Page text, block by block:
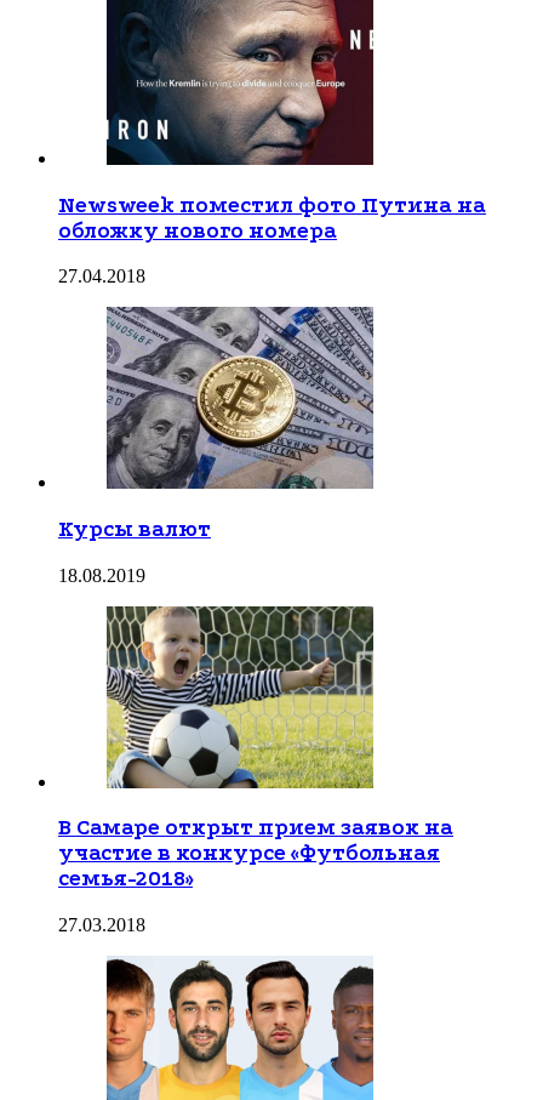
Newsweek поместил фото Путина на
обложку нового номера
27.04.2018
Курсы валют
18.08.2019
В Самаре открыт прием заявок на
участие в конкурсе «Футбольная
семья-2018»
27.03.2018